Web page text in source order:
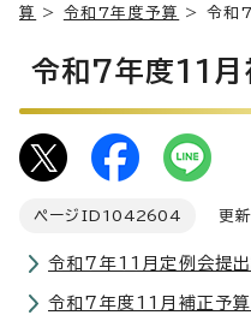
算
> 令和7年度予算 > 令和7
令和7年度11月
ページID 1042604 更新
令和7年11月定例会提出
令和7年度11月補正予